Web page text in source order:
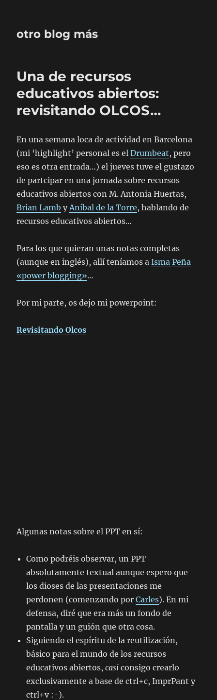
otro blog más
Una de recursos
educativos abiertos:
revisitando OLCOS…
En una semana loca de actividad en Barcelona
(mi ‘highlight’ personal es elDrumbeat, pero
eso es otra entrada…) el jueves tuve el gustazo
de partcipar en una jornada sobre recursos
educativos abiertos con M. Antonia Huertas,
Brian Lamb yAníbal de la Torre, hablando de
recursos educativos abiertos…
Para los que quieran unas notas completas
(aunque en inglés), allí teníamos aIsma Peña
«power blogging»…
Por mi parte, os dejo mi powerpoint:
Revisitando Olcos
Algunas notas sobre el PPT en sí:
Como podréis observar, un PPT
absolutamente textual aunque espero que
los dioses de las presentaciones me
perdonen (comenzando porCarles). En mi
defensa, diré que era más un fondo de
pantalla y un guión que otra cosa.
Siguiendo el espíritu de la reutilización,
básico para el mundo de los recursos
educativos abiertos,casi consigo crearlo
exclusivamente a base de ctrl+c, ImprPant y
ctrl+v :-).